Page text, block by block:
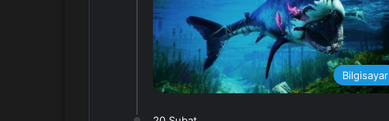
Bilgisayar